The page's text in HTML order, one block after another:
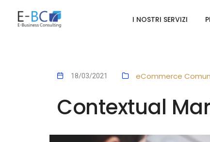
I NOSTRI SERVIZI
18/03/2021 eCommerce
Contextual